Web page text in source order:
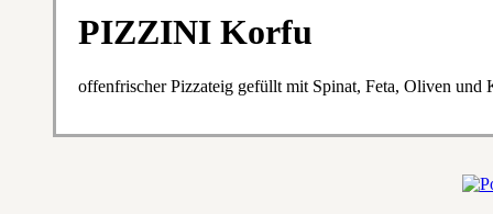
PIZZINI Korfu
offenfrischer Pizzateig gefüllt mit Spinat, Feta, Oliven und